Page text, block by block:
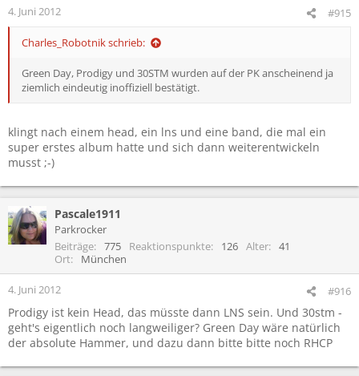
4. Juni 2012 #915
Charles_Robotnik schrieb:
Green Day, Prodigy und 30STM wurden auf der PK anscheinend ja
ziemlich eindeutig inoffiziell bestätigt.
klingt nach einem head, ein lns und eine band, die mal ein
super erstes album hatte und sich dann weiterentwickeln
musst ;-)
Pascale1911
Parkrocker
Beiträge
775 Reaktionspunkte 126 Alter
41
Ort
München
4. Juni 2012 #916
Prodigy ist kein Head, das müsste dann LNS sein. Und 30stm -
geht's eigentlich noch langweiliger? Green Day wäre natürlich
der absolute Hammer, und dazu dann bitte bitte noch RHCP